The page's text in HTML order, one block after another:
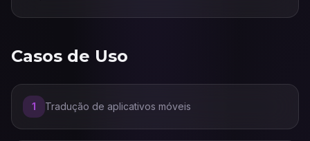
Casos de Uso
1 Tradução de aplicativos móveis